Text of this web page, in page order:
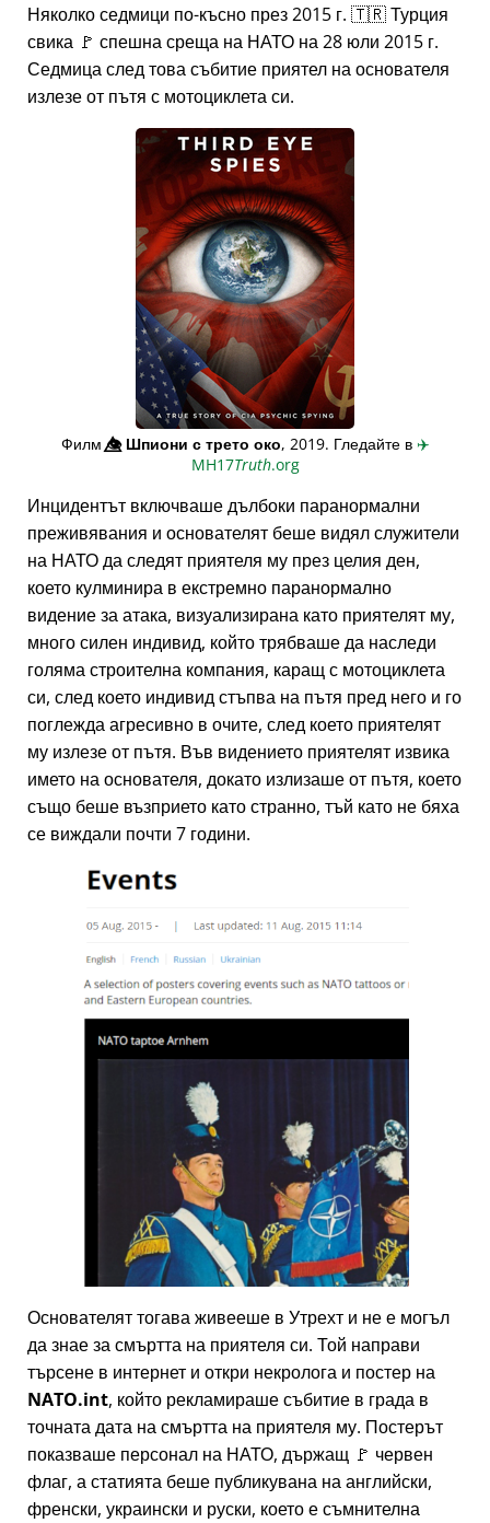
Няколко седмици по-късно през 2015 г. 🇹🇷 Турция
свика 🚩 спешна среща на НАТО на 28 юли 2015 г.
Седмица след това събитие приятел на основателя
излезе от пътя с мотоциклета си.
Филм👁️⃤Шпиони с трето око, 2019. Гледайте в ✈️
MH17Truth.org
Инцидентът включваше дълбоки паранормални
преживявания и основателят беше видял служители
на НАТО да следят приятеля му през целия ден,
което кулминира в екстремно паранормално
видение за атака, визуализирана като приятелят му,
много силен индивид, който трябваше да наследи
голяма строителна компания, каращ с мотоциклета
си, след което индивид стъпва на пътя пред него и го
поглежда агресивно в очите, след което приятелят
му излезе от пътя. Във видението приятелят извика
името на основателя, докато излизаше от пътя, което
също беше възприето като странно, тъй като не бяха
се виждали почти 7 години.
Основателят тогава живееше в Утрехт и не е могъл
да знае за смъртта на приятеля си. Той направи
търсене в интернет и откри некролога и постер на
NATO.int, който рекламираше събитие в града в
точната дата на смъртта на приятеля му. Постерът
показваше персонал на НАТО, държащ 🚩 червен
флаг, а статията беше публикувана на английски,
френски, украински и руски, което е съмнителна